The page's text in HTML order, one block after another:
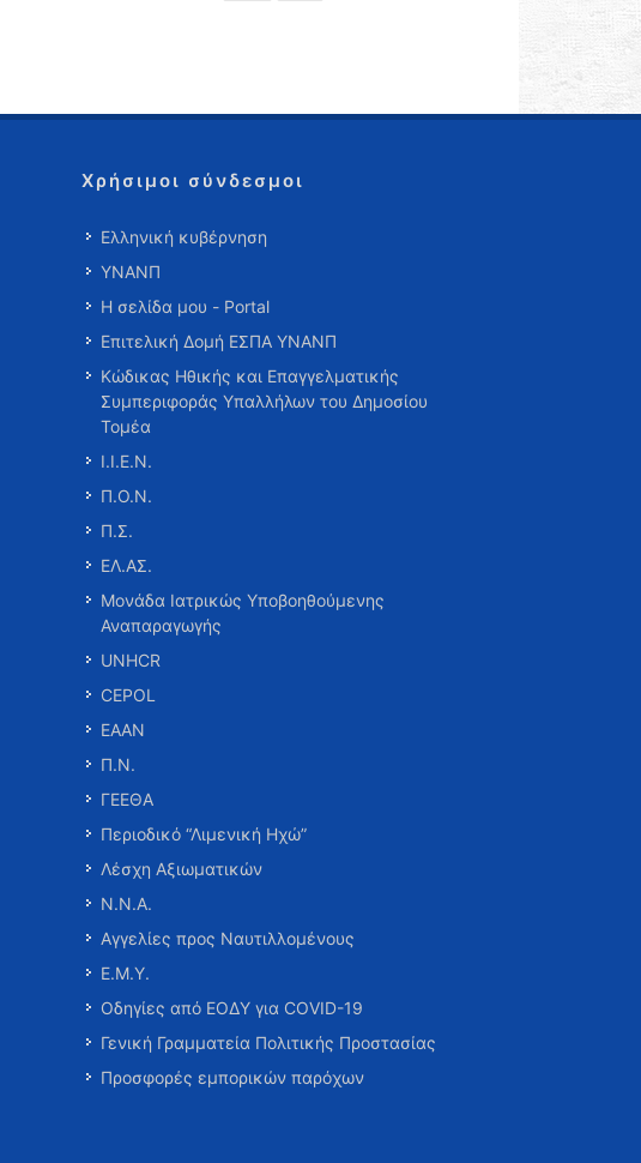
Χρήσιμοι σύνδεσμοι
Ελληνική κυβέρνηση
ΥΝΑΝΠ
Η σελίδα μου - Portal
Επιτελική Δομή ΕΣΠΑ ΥΝΑΝΠ
Κώδικας Ηθικής και Επαγγελματικής
Συμπεριφοράς Υπαλλήλων του Δημοσίου
Τομέα
Ι.Ι.Ε.Ν.
Π.Ο.Ν.
Π.Σ.
ΕΛ.ΑΣ.
Μονάδα Ιατρικώς Υποβοηθούμενης
Αναπαραγωγής
UNHCR
CEPOL
ΕΑΑΝ
Π.Ν.
ΓΕΕΘΑ
Περιοδικό “Λιμενική Ηχώ”
Λέσχη Αξιωματικών
Ν.Ν.Α.
Αγγελίες προς Ναυτιλλομένους
Ε.Μ.Υ.
Οδηγίες από ΕΟΔΥ για COVID-19
Γενική Γραμματεία Πολιτικής Προστασίας
Προσφορές εμπορικών παρόχων